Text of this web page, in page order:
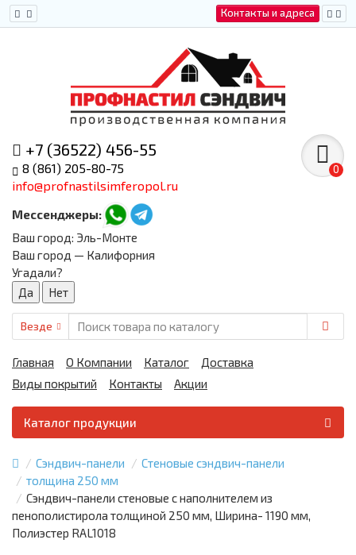
Контакты и адреса
+7 (36522) 456-55
8 (861) 205-80-75
info@profnastilsimferopol.ru
Мессенджеры:
0
Ваш город: Эль-Монте
Ваш город — Калифорния
Угадали?
Везде
Главная О Компании Каталог
Доставка
Виды покрытий
Контакты Акции
Каталог продукции
Сэндвич-панели
Стеновые сэндвич-панели
толщина 250 мм
Сэндвич-панели стеновые с наполнителем из
пенополистирола толщиной 250 мм, Ширина- 1190 мм,
Полиэстер RAL1018